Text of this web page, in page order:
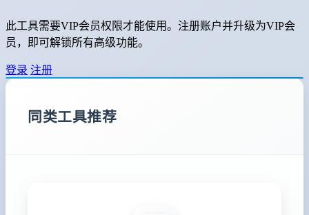
此工具需要VIP会员权限才能使用。注册账户并升级为VIP会
员，即可解锁所有高级功能。
登录 注册
同类工具推荐